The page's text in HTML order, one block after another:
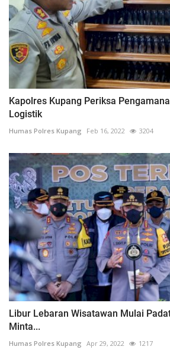
Kapolres Kupang Periksa
Logistik
Humas Polres Kupang Feb 16, 2022 3204
Libur Lebaran Wisatawan Mulai
Minta...
Humas Polres Kupang Apr 29, 2022 1217